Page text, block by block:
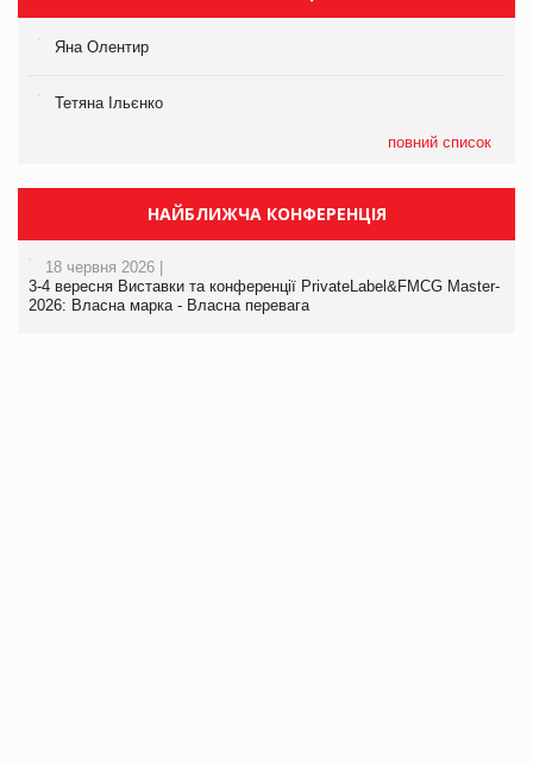
Яна Олентир
Тетяна Ільєнко
повний список
НАЙБЛИЖЧА КОНФЕРЕНЦІЯ
18 червня 2026 |
3-4 вересня Виставки та конференції PrivateLabel&FMCG Master-
2026: Власна марка - Власна перевага